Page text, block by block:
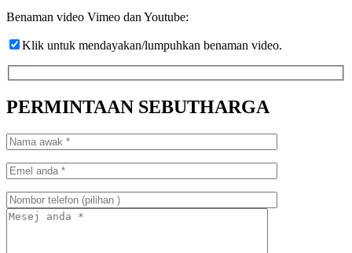
Benaman video Vimeo dan Youtube:
Klik untuk mendayakan/lumpuhkan benaman video.
PERMINTAAN SEBUTHARGA